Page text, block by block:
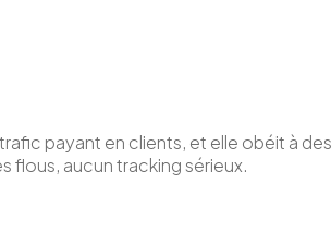
payant en clients, et elle obéit à
flous, aucun tracking sérieux.